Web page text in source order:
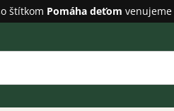
štítkom Pomáha deťom venujeme